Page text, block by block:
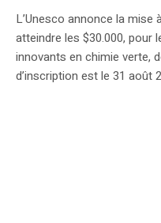
L’Unesco annonce la mise
atteindre les $30.000, pour
innovants en chimie verte,
d’inscription est le 31 août